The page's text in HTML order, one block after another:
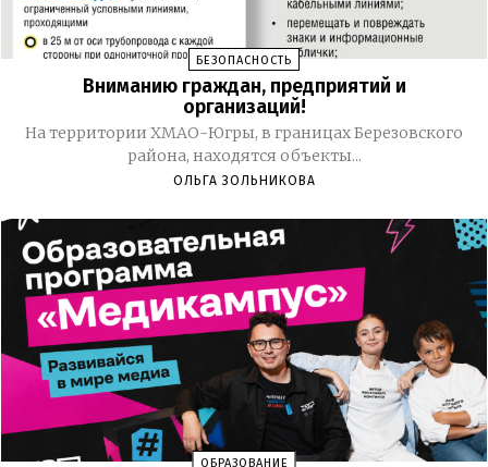
БЕЗОПАСНОСТЬ
Вниманию граждан, предприятий и
организаций!
На территории ХМАО-Югры, в границах Березовского
района, находятся объекты...
ОЛЬГА ЗОЛЬНИКОВА
ОБРАЗОВАНИЕ